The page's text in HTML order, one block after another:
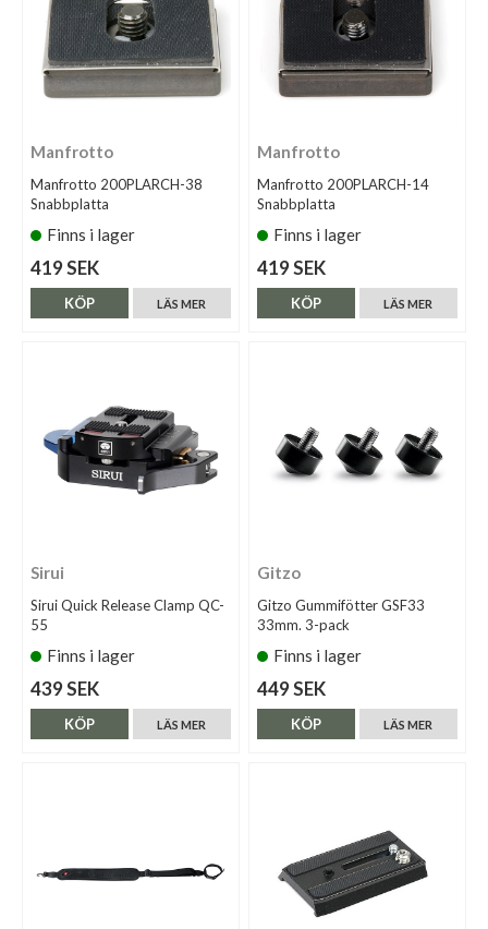
Manfrotto
Manfrotto 200PLARCH-38
Snabbplatta
Finns i lager
419 SEK
LÄS MER
KÖP
Manfrotto
Manfrotto 200PLARCH-14
Snabbplatta
Finns i lager
419 SEK
LÄS MER
KÖP
Sirui
Sirui Quick Release Clamp QC-
55
Finns i lager
439 SEK
LÄS MER
KÖP
Gitzo
Gitzo Gummifötter GSF33
33mm. 3-pack
Finns i lager
449 SEK
LÄS MER
KÖP